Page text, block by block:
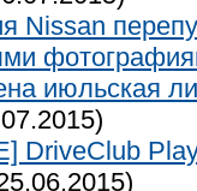
Nissan
июльская
DriveClub